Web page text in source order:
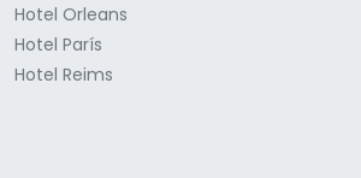
Hotel Orleans
Hotel París
Hotel Reims